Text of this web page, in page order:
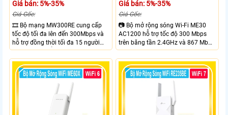
Giá bán: 5%-35%
Giá Gốc:
🎞 Bộ mạng MW300RE cung cấp
tốc độ tối đa lên đến 300Mbps và
hỗ trợ đồng thời tối đa 15 người
dùng. Sản phẩm tích hợp công
nghệ Roaming và công nghệ cổng
quang SFP, giúp mở rộng phạm vi
kết nối mạng. Với bộ quản lý mạng
này, bạn có thể dễ dàng quản lý và
kiểm soát việc sử dụng mạng của
tối đa 15 người dùng một cách
hiệu quả.
Giá bán: 5%-35%
Giá Gốc:
📷 Bộ mở rộng sóng Wi-Fi ME30
AC1200 hỗ trợ tốc độ 300 Mbps
trên băng tần 2.4GHz và 867 Mbps
trên băng tần 5GHz giúp mở rộng
vùng phủ Wi-Fi hiệu quả. Trang bị
2 ăng-ten ngoài cố định. Hỗ trợ chế
độ Access Point, nút WPS/Reset và
đèn chỉ báo tín hiệu, có khả năng
hoạt động với mọi router